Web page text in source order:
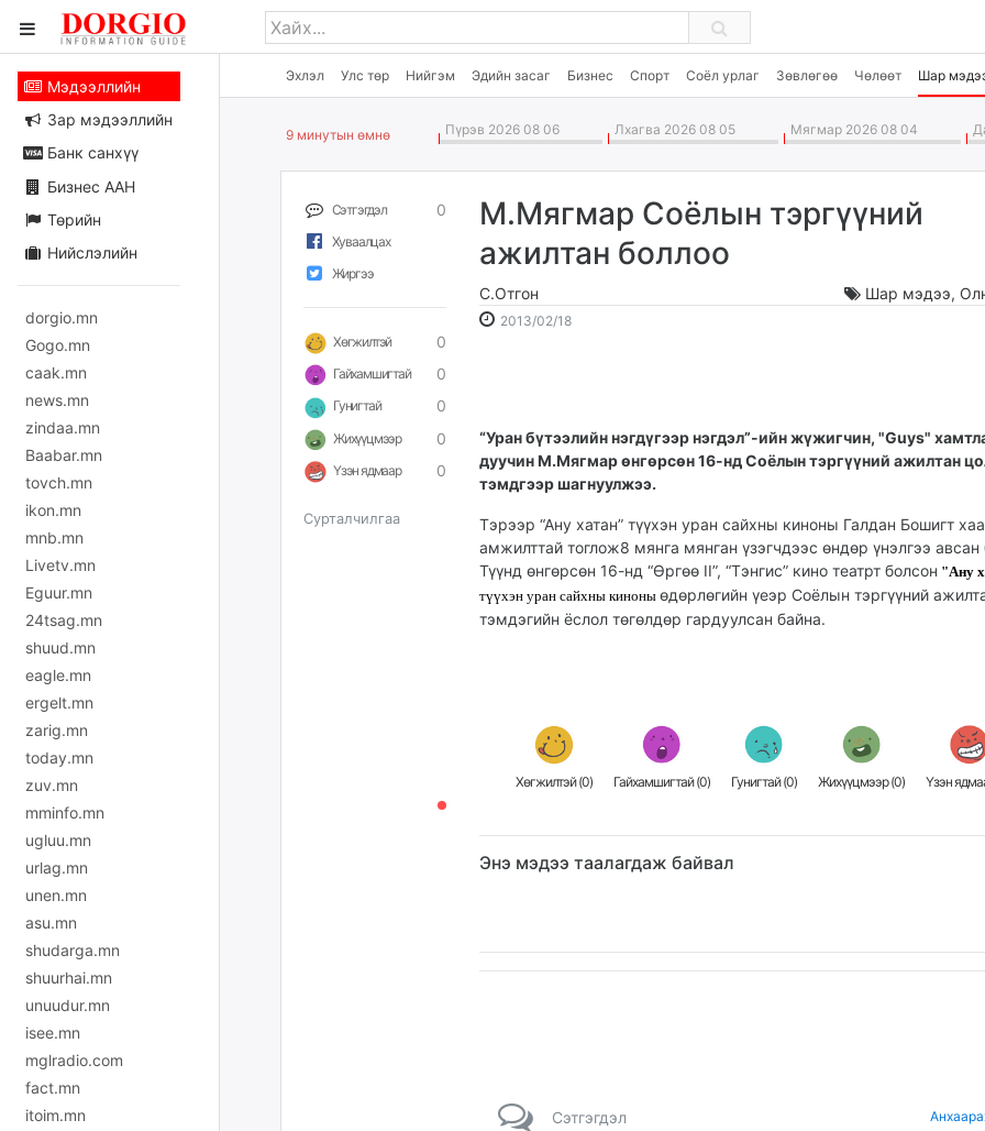
Эхлэл Улс төр Нийгэм Эдийн засаг Бизнес Спорт Соёл урлаг Зөвлөгөө Чөлөөт Шар
Мэдээллийн
Зар мэдээллийн
Банк санхүү
Бизнес ААН
Төрийн
Нийслэлийн
dorgio.mn
Gogo.mn
caak.mn
news.mn
zindaa.mn
Baabar.mn
tovch.mn
ikon.mn
mnb.mn
Livetv.mn
Eguur.mn
24tsag.mn
shuud.mn
eagle.mn
ergelt.mn
zarig.mn
today.mn
zuv.mn
mminfo.mn
ugluu.mn
urlag.mn
unen.mn
asu.mn
shudarga.mn
shuurhai.mn
unuudur.mn
isee.mn
mglradio.com
fact.mn
itoim.mn
9 минутын өмнө Пүрэв 2026 08 06 Лхагва 2026 08 05 Мягмар 2026 08 04
Сэтгэгдэл 0
Хуваалцах
Жиргээ
Хөгжилтэй 0
Гайхамшигтай 0
Гунигтай 0
Жихүүцмээр 0
Үзэн ядмаар 0
Сурталчилгаа
М.Мягмар Соёлын тэргүүний
ажилтан боллоо
С.Отгон Шар мэдээ,
2013/02/182013-
2026-
“Уран бүтээлийн нэгдүгээр нэгдэл”-ийн жүжигчин, "Guys"
дуучинМ.Мягмар өнгөрсөн 16-нд Соёлын тэргүүний ажилтан
тэмдгээр шагнуулжээ.
Тэрээр “Ану хатан” түүхэн уран сайхны киноны Галдан Бошигт
амжилттай тоглож8 мянга мянган үзэгчдээс өндөр үнэлгээ авсан
Түүнд өнгөрсөн 16-нд “Өргөө II”, “Тэнгис” кино театрт болсон "Ану
түүхэн уран сайхны киноны өдөрлөгийн үеэр Соёлын тэргүүний
тэмдэгийн ёслол төгөлдөр гардуулсан байна.
Хөгжилтэй (0) Гайхамшигтай (0) Гунигтай (0) Жихүүцмээр (0) Үзэн
Энэ мэдээ таалагдаж байвал
Сэтгэгдэл